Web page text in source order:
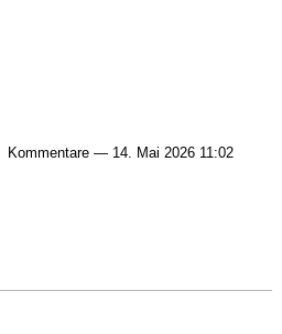
Kommentare — 14. Mai 2026 11:02